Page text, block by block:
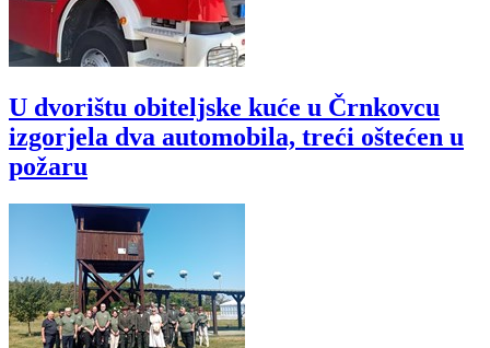
U dvorištu obiteljske kuće u Črnkovcu
izgorjela dva automobila, treći oštećen u
požaru